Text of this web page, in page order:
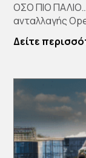
ΟΣΟ ΠΙΟ
ανταλλαγής
Δείτε